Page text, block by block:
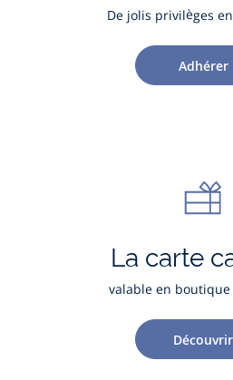
De jolis privilèges
Adhérer
La carte
valable en
Découvrir